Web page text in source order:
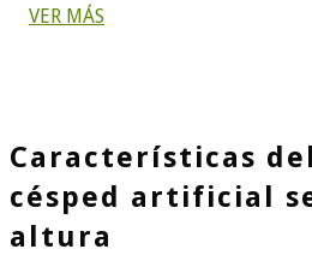
VER MÁS
Características
césped artificial
altura